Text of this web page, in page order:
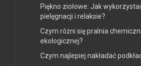
Piękno ziołowe: Jak
pielęgnacji i relaksie?
Czym różni się pralnia
ekologicznej?
Czym najlepiej nakładać